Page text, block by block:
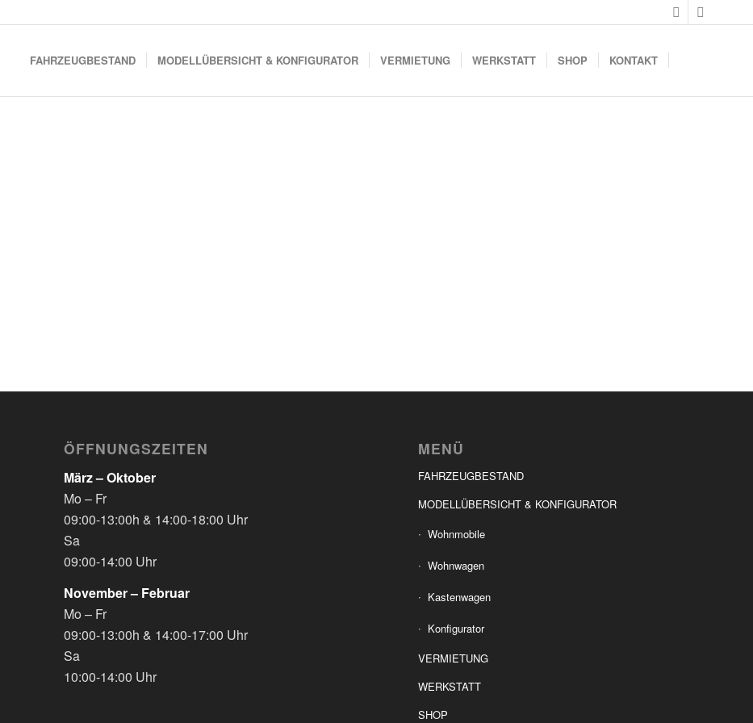
FAHRZEUGBESTAND MODELLÜBERSICHT & KONFIGURATOR VERMIETUNG WERKSTATT SHOP KONTAKT
ÖFFNUNGSZEITEN
März – Oktober
Mo – Fr
09:00-13:00h & 14:00-18:00 Uhr
Sa
09:00-14:00 Uhr
November – Februar
Mo – Fr
09:00-13:00h & 14:00-17:00 Uhr
Sa
10:00-14:00 Uhr
MENÜ
FAHRZEUGBESTAND
MODELLÜBERSICHT & KONFIGURATOR
Wohnmobile
Wohnwagen
Kastenwagen
Konfigurator
VERMIETUNG
WERKSTATT
SHOP